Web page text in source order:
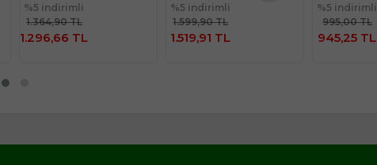
%5 indirimli
1.364,90 TL
1.296,66 TL
%5 indirimli
1.599,90 TL
1.519,91 TL
%5 indirimli
995,00 TL
945,25 TL